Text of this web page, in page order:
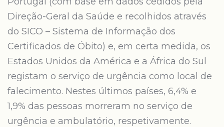
Direção-Geral da Saúde e recolhidos através
do SICO – Sistema de Informação dos
Certificados de Óbito) e, em certa medida, os
Estados Unidos da América e a África do Sul
registam o serviço de urgência como local de
falecimento. Nestes últimos países, 6,4% e
1,9% das pessoas morreram no serviço de
urgência e ambulatório, respetivamente.